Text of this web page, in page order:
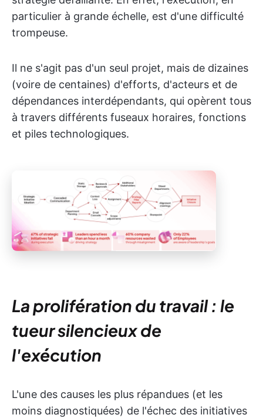
particulier à grande échelle, est d'une difficulté
trompeuse.
Il ne s'agit pas d'un seul projet, mais de dizaines
(voire de centaines) d'efforts, d'acteurs et de
dépendances interdépendants, qui opèrent tous
à travers différents fuseaux horaires, fonctions
et piles technologiques.
La prolifération du travail : le
tueur silencieux de
l'exécution
L'une des causes les plus répandues (et les
moins diagnostiquées) de l'échec des initiatives